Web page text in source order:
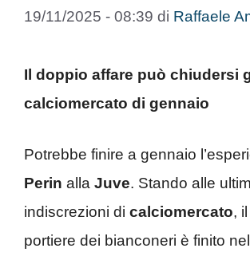
19/11/2025 - 08:39 di Raffaele
Il doppio affare può chiudersi
calciomercato di gennaio
Potrebbe finire a gennaio
Perin alla Juve. Stando alle
indiscrezioni di calciomercato,
portiere dei bianconeri è finito